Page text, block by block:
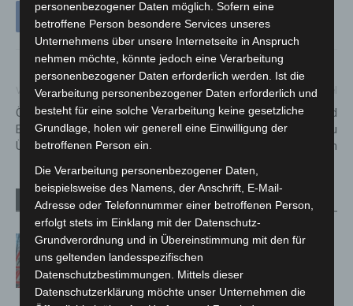
Vorheriger Artikel
Öffentlichkeitsfahndung: Drei
Einbrecher bei Tat von
Überwachungskamera gefilmt
Nächster Artikel
Bei Sturm und Unwetter sind
Wälder und Parkanlagen zu
meiden
Verwandte Artikel Mehr vom Autor
A2: Zweite Turbobaustelle startet
zwischen Hannover-West und
Bothfeld
personenbezogener Daten möglich. Sofern eine
betroffene Person besondere Services unseres
Unternehmens über unsere Internetseite in Anspruch
nehmen möchte, könnte jedoch eine Verarbeitung
personenbezogener Daten erforderlich werden. Ist die
Verarbeitung personenbezogener Daten erforderlich und
besteht für eine solche Verarbeitung keine gesetzliche
Grundlage, holen wir generell eine Einwilligung der
betroffenen Person ein.
Die Verarbeitung personenbezogener Daten,
beispielsweise des Namens, der Anschrift, E-Mail-
Adresse oder Telefonnummer einer betroffenen Person,
erfolgt stets im Einklang mit der Datenschutz-
Grundverordnung und in Übereinstimmung mit den für
uns geltenden landesspezifischen
Datenschutzbestimmungen. Mittels dieser
Datenschutzerklärung möchte unser Unternehmen die